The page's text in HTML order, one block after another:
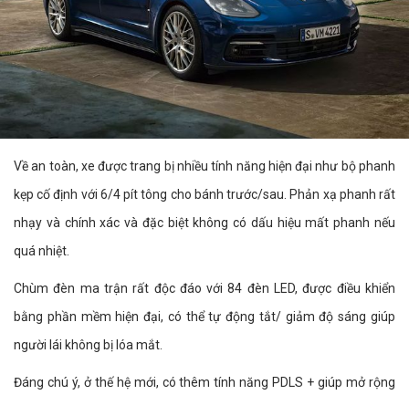
Về an toàn, xe được trang bị nhiều tính năng hiện đại như bộ phanh
kẹp cố định với 6/4 pít tông cho bánh trước/sau. Phản xạ phanh rất
nhạy và chính xác và đặc biệt không có dấu hiệu mất phanh nếu
quá nhiệt.
Chùm đèn ma trận rất độc đáo với 84 đèn LED, được điều khiển
bằng phần mềm hiện đại, có thể tự động tắt/ giảm độ sáng giúp
người lái không bị lóa mắt.
Đáng chú ý, ở thế hệ mới, có thêm tính năng PDLS + giúp mở rộng